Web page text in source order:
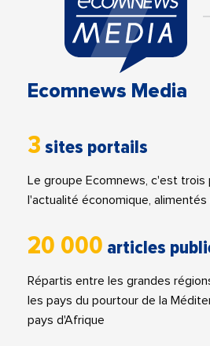
Ecomnews Media
3 sites portails
Le groupe Ecomnews, c'est trois
l'actualité économique,
20 000 articles
Répartis entre les grandes
les pays du pourtour de la
pays d'Afrique